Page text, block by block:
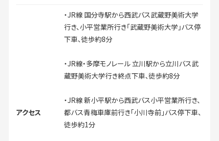
アクセス
・JR線 国分寺駅から西武バス武蔵野美術大学
行き、小平営業所行き「武蔵野美術大学」バス停
下車、徒歩約8分
・JR線・多摩モノレール 立川駅から立川バス武
蔵野美術大学行き終点下車、徒歩約8分
・JR線 新小平駅から西武バス小平営業所行き、
都バス青梅車庫前行き「小川寺前」バス停下車、
徒歩約1分